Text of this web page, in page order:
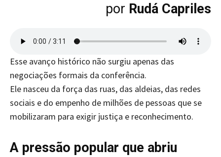
por Rudá Capriles
Esse avanço histórico não surgiu apenas das
negociações formais da conferência.
Ele nasceu da força das ruas, das aldeias, das redes
sociais e do empenho de milhões de pessoas que se
mobilizaram para exigir justiça e reconhecimento.
A pressão popular que abriu